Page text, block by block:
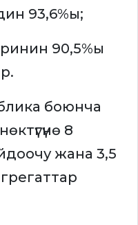
93,6%ы;
90,5%ы
боюнча
8
жана 3,5